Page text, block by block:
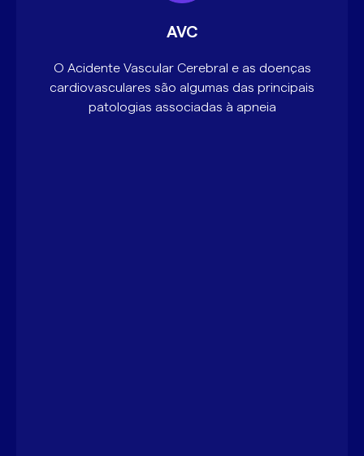
AVC
O Acidente Vascular Cerebral e as doenças
cardiovasculares são algumas das principais
patologias associadas à apneia